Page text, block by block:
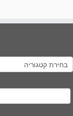
קטגוריות
חיפוש: